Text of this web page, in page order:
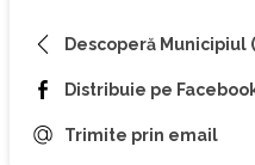
Descoperă Municipiul
Distribuie pe
Trimite prin email